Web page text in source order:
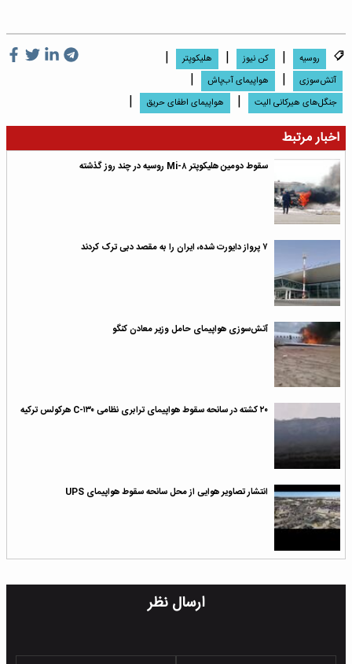
روسیه | کن نیوز | هلیکوپتر |
آتش‌سوزی | هواپیمای آب‌پاش |
جنگل‌های هیرکانی الیت | هواپیمای اطفای حریق
|
اخبار مرتبط
سقوط دومین هلیکوپتر Mi-۸ روسیه در چند روز گذشته
۷ پرواز دایورت شده، ایران را به مقصد دبی ترک کردند
آتش‌سوزی هواپیمای حامل وزیر معادن کنگو
۲۰ کشته در سانحه سقوط هواپیمای ترابری نظامی C-۱۳۰ هرکولس ترکیه
انتشار تصاویر هوایی از محل سانحه سقوط هواپیمای UPS
ارسال نظر